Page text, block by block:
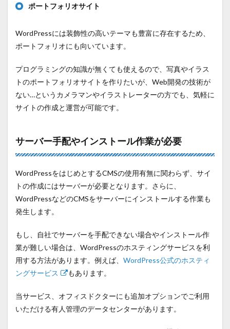
ポートフォリオサイト
WordPressには装飾性の高いテーマも豊富に存在するため、
ポートフォリオにも向いています。
プログラミングの知識が無くても使えるので、写真やイラス
トのポートフォリオサイトを作りたいが、Web開発の技術が
ない…というカメラマンやイラストレーターの方でも、気軽に
サイトの作成と運営が可能です。
サーバー手配やインストール作業が必要
WordPressをはじめとするCMSの使用有無に関わらず、サイ
トの作成にはサーバーが必要となります。さらに、
WordPressなどのCMSをサーバーにインストールする作業も
発生します。
もし、自社でサーバーを手配できない場合やインストール作
業が難しい場合は、WordPressのホスティングサービスを利
用する方法があります。例えば、 WordPress公式のホスティ
ングサービス
もあります。
当サービス、オフィスドクターにも追加オプションでご利用
いただける有人管理のデータセンターがあります。